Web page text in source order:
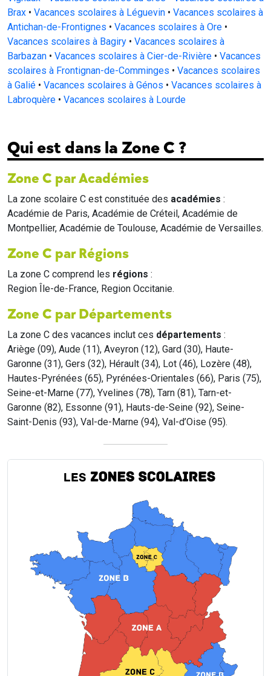
Brax • Vacances scolaires à Léguevin • Vacances scolaires à
Antichan-de-Frontignes • Vacances scolaires à Ore •
Vacances scolaires à Bagiry • Vacances scolaires à
Barbazan • Vacances scolaires à Cier-de-Rivière • Vacances
scolaires à Frontignan-de-Comminges • Vacances scolaires
à Galié • Vacances scolaires à Génos • Vacances scolaires à
Labroquère • Vacances scolaires à Lourde
Qui est dans la Zone C ?
Zone C par Académies
La zone scolaire C est constituée des académies :
Académie de Paris, Académie de Créteil, Académie de
Montpellier, Académie de Toulouse, Académie de Versailles.
Zone C par Régions
La zone C comprend les régions :
Region Île-de-France, Region Occitanie.
Zone C par Départements
La zone C des vacances inclut ces départements :
Ariège (09), Aude (11), Aveyron (12), Gard (30), Haute-
Garonne (31), Gers (32), Hérault (34), Lot (46), Lozère (48),
Hautes-Pyrénées (65), Pyrénées-Orientales (66), Paris (75),
Seine-et-Marne (77), Yvelines (78), Tarn (81), Tarn-et-
Garonne (82), Essonne (91), Hauts-de-Seine (92), Seine-
Saint-Denis (93), Val-de-Marne (94), Val-d’Oise (95).